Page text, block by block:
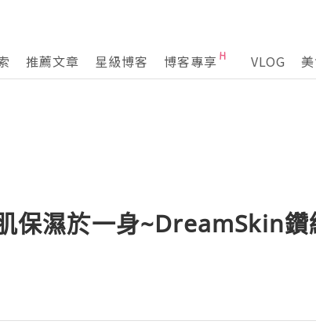
推薦文章 星級博客 博客專享 VLOG
保濕於一身~DreamSkin鑽